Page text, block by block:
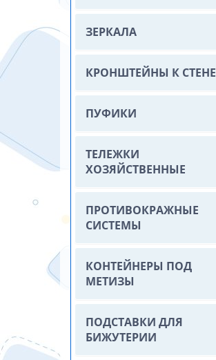
ЗЕРКАЛА
КРОНШТЕЙНЫ К СТЕНЕ
ПУФИКИ
ТЕЛЕЖКИ
ХОЗЯЙСТВЕННЫЕ
ПРОТИВОКРАЖНЫЕ
СИСТЕМЫ
КОНТЕЙНЕРЫ ПОД
МЕТИЗЫ
ПОДСТАВКИ ДЛЯ
БИЖУТЕРИИ